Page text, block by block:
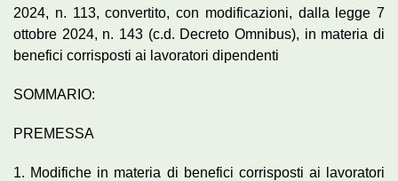
2024, n. 113, convertito, con modificazioni, dalla legge 7
ottobre 2024, n. 143 (c.d. Decreto Omnibus), in materia di
benefici corrisposti ai lavoratori dipendenti
SOMMARIO:
PREMESSA
1. Modifiche in materia di benefici corrisposti ai lavoratori